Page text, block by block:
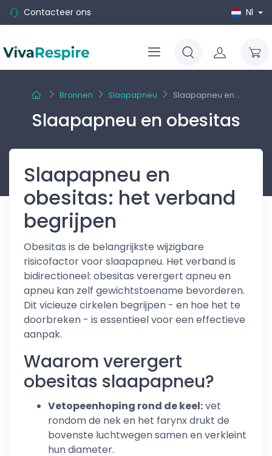
Contacteer ons Nl
Bronnen Slaapapneu Slaapapneu en...
Slaapapneu en obesitas
Slaapapneu en
obesitas: het verband
begrijpen
Obesitas is de belangrijkste wijzigbare
risicofactor voor slaapapneu. Het verband is
bidirectioneel: obesitas verergert apneu en
apneu kan zelf gewichtstoename bevorderen.
Dit vicieuze cirkelen begrijpen - en hoe het te
doorbreken - is essentieel voor een effectieve
aanpak.
Waarom verergert
obesitas slaapapneu?
Vetopeenhoping rond de keel:vet
rondom de nek en het farynx drukt de
bovenste luchtwegen samen en verkleint
hun diameter.